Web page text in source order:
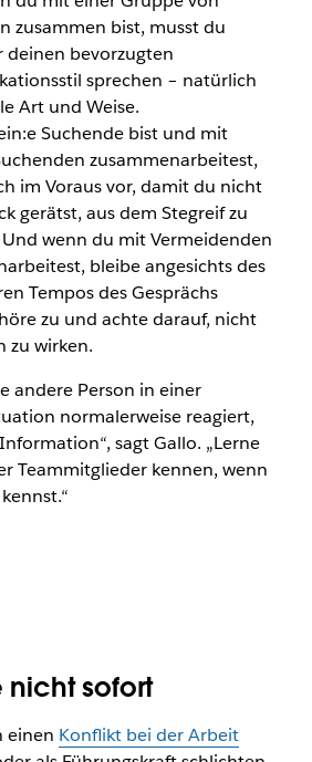
zusammen bist, musst du
deinen bevorzugten
sprechen – natürlich
Art und Weise.
Suchende bist und mit
zusammenarbeitest,
im Voraus vor, damit du nicht
gerätst, aus dem Stegreif zu
wenn du mit Vermeidenden
bleibe angesichts des
Tempos des Gesprächs
zu und achte darauf, nicht
zu wirken.
andere Person in einer
normalerweise reagiert,
sagt Gallo. „Lerne
Teammitglieder kennen, wenn
nicht sofort
einen Konflikt bei der Arbeit